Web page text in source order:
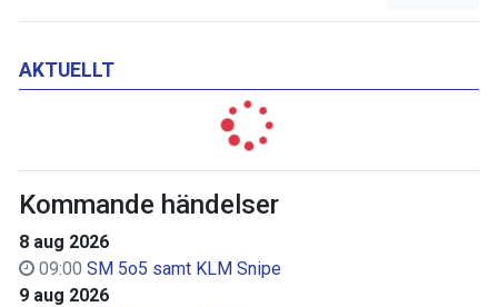
AKTUELLT
Kommande händelser
8 aug 2026
09:00 SM 5o5 samt KLM Snipe
9 aug 2026